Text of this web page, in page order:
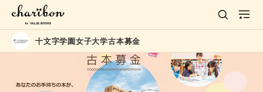
十文字学園女子大学古本募金